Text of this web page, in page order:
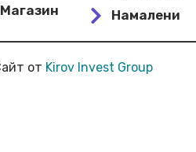
Магазин
Намалени
от Kirov Invest Group